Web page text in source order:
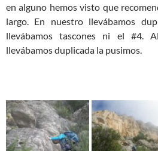
en alguno hemos visto que
largo. En nuestro llevábamos
llevábamos tascones ni el #4.
llevábamos duplicada la pusimos.